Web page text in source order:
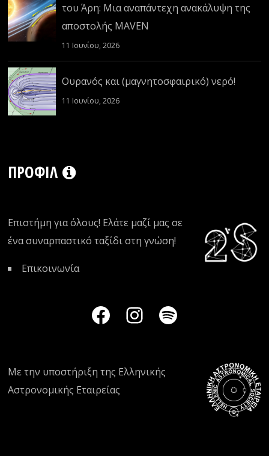
του Άρη: Μια αναπάντεχη ανακάλυψη της
αποστολής MAVEN
11 Ιουνίου, 2026
Ουρανός και (μαγνητοσφαιρικό) νερό!
11 Ιουνίου, 2026
ΠΡΟΦΊΛ
Επιστήμη για όλους! Ελάτε μαζί μας σε
ένα συναρπαστικό ταξίδι στη γνώση!
Επικοινωνία
Με την υποστήριξη της Ελληνικής
Αστρονομικής Εταιρείας